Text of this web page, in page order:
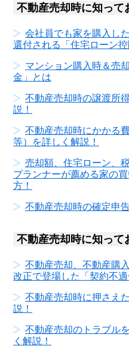
不動産売却時に知って
会社員でも家を購入し
還付される「住宅ローン控
マンション購入時＆売
金」とは
不動産売却時の譲渡所
説！
不動産売却時にかかる
等）を詳しく解説！
売却額、住宅ローン、
プランナーが薦める家の
方！
不動産売却時の確定申
不動産売却時に知って
不動産売却、不動産購
改正で登場した「契約不
不動産売却時に押さえ
説！
不動産売却のトラブル
く解説！